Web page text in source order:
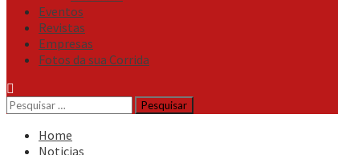
Eventos
Revistas
Empresas
Fotos da sua Corrida
Pesquisar
por:
Home
Noticias